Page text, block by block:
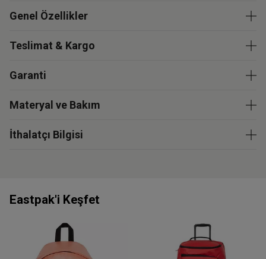
Genel Özellikler
Teslimat & Kargo
Garanti
Materyal ve Bakım
İthalatçı Bilgisi
Eastpak'i Keşfet